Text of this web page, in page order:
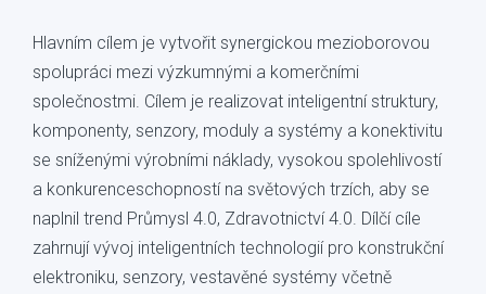
Hlavním cílem je vytvořit synergickou mezioborovou
spolupráci mezi výzkumnými a komerčními
společnostmi. Cílem je realizovat inteligentní struktury,
komponenty, senzory, moduly a systémy a konektivitu
se sníženými výrobními náklady, vysokou spolehlivostí
a konkurenceschopností na světových trzích, aby se
naplnil trend Průmysl 4.0, Zdravotnictví 4.0. Dílčí cíle
zahrnují vývoj inteligentních technologií pro konstrukční
elektroniku, senzory, vestavěné systémy včetně